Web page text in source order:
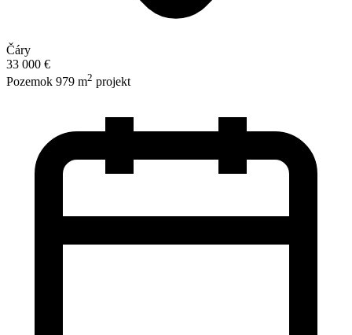
Čáry
33 000 €
Pozemok 979 m2 projekt